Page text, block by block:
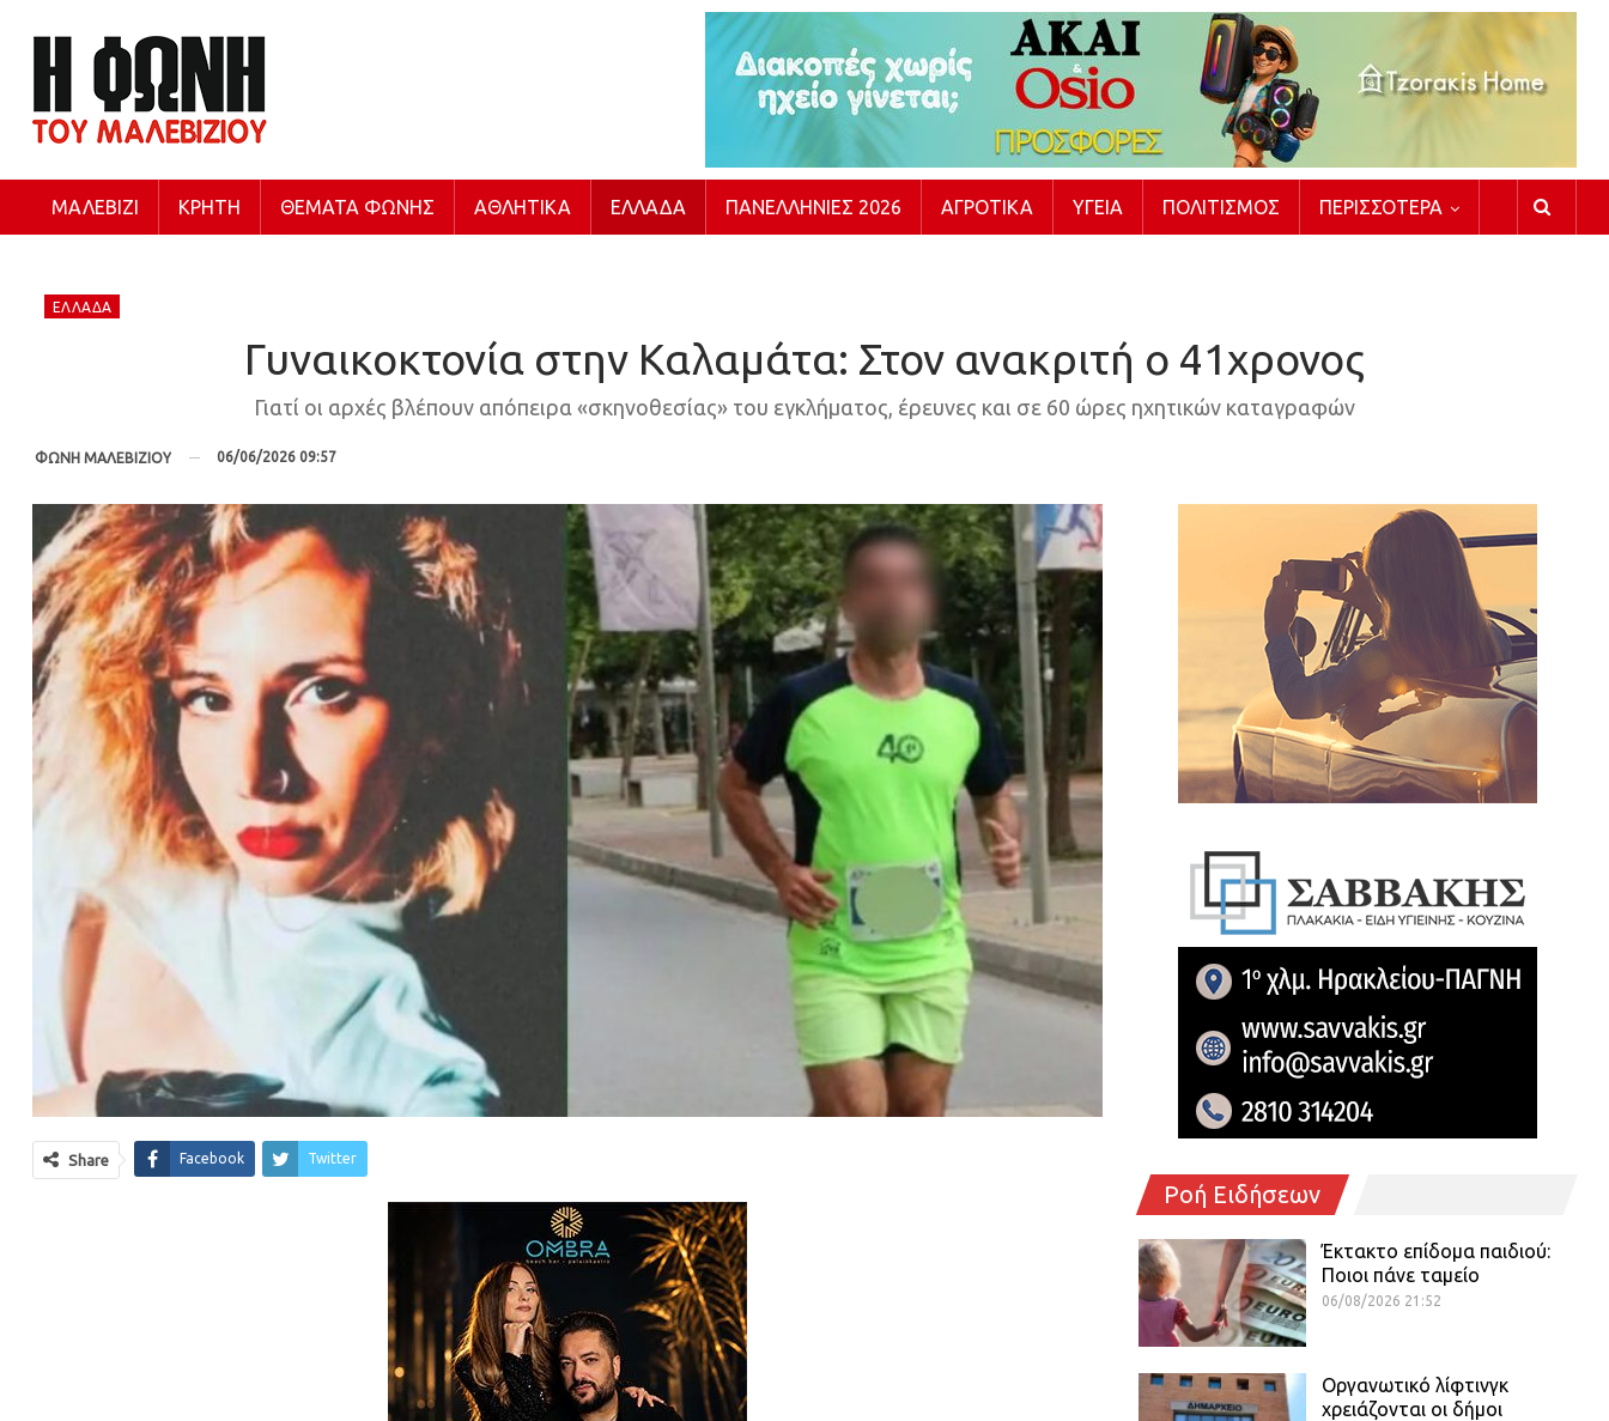
ΜΑΛΕΒΊΖΙ ΚΡΉΤΗ ΘΈΜΑΤΑ ΦΩΝΉΣ ΑΘΛΗΤΙΚΆ ΕΛΛΆΔΑ ΠΑΝΕΛΛΉΝΙΕΣ 2026 ΑΓΡΟΤΙΚΆ ΥΓΕΊΑ ΠΟΛΙΤΙΣΜΌΣ ΠΕΡΙΣΣΌΤΕΡΑ
ΕΛΛΆΔΑ
Γυναικοκτονία στην Καλαμάτα: Στον ανακριτή ο 41χρονος
Γιατί οι αρχές βλέπουν απόπειρα «σκηνοθεσίας» του εγκλήματος, έρευνες και σε 60 ώρες ηχητικών καταγραφών
ΦΩΝΗ ΜΑΛΕΒΙΖΙΟΥ 06/06/2026 09:57
Share Facebook Twitter
Ροή Ειδήσεων
Έκτακτο επίδομα παιδιού:
Ποιοι πάνε ταμείο
06/08/2026 21:52
Οργανωτικό λίφτινγκ
χρειάζονται οι δήμοι